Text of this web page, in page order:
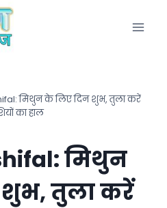
मिथुन के लिए दिन शुभ, तुला करें
का हाल
मिथुन
तुला करें